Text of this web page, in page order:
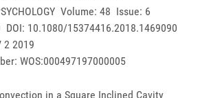
Volume: 48 Issue: 6
DOI: 10.1080/15374416.2018.1469090
2 2019
WOS:000497197000005
in a Square Inclined Cavity